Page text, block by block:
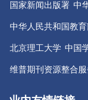
国家新闻出版署 中
中华人民共和国教育
北京理工大学 中国
维普期刊资源整合